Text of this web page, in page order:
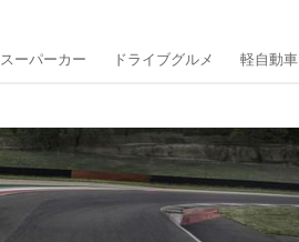
スーパーカー ドライブグルメ 軽自動車